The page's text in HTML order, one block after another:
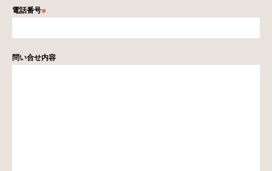
電話番号※
問い合せ内容